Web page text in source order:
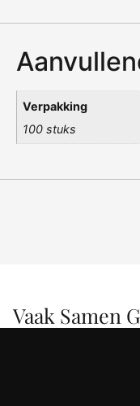
Verpakking
100 stuks
Vaak Samen